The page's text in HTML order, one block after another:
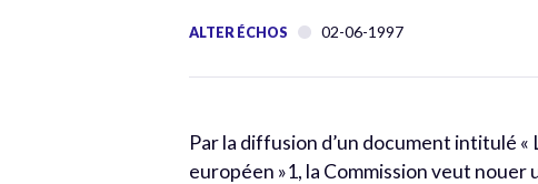
ALTER ÉCHOS 02-06-1997
Par la diffusion d’un document intitulé
européen »1, la Commission veut